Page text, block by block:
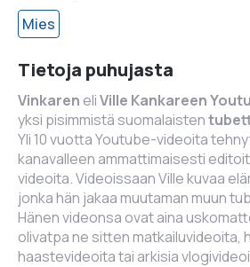
Mies
Tietoja puhujasta
Vinkaren eliVille Kankareen
yksi pisimmistä suomalaisten
Yli 10 vuotta Youtube-videoita
kanavalleen ammattimaisesti
videoita. Videoissaan Ville kuvaa
jonka hän jakaa muutaman muun
Hänen videonsa ovat aina
olivatpa ne sittenmatkailuvideoita,
haastevideoitatai arkisia